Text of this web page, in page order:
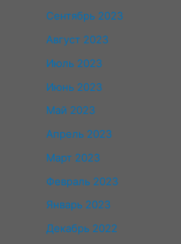
Сентябрь 2023
Август 2023
Июль 2023
Июнь 2023
Май 2023
Апрель 2023
Март 2023
Февраль 2023
Январь 2023
Декабрь 2022